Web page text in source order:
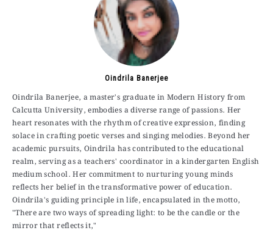
Oindrila Banerjee
Oindrila Banerjee, a master's graduate in Modern History from
Calcutta University, embodies a diverse range of passions. Her
heart resonates with the rhythm of creative expression, finding
solace in crafting poetic verses and singing melodies. Beyond her
academic pursuits, Oindrila has contributed to the educational
realm, serving as a teachers' coordinator in a kindergarten English
medium school. Her commitment to nurturing young minds
reflects her belief in the transformative power of education.
Oindrila's guiding principle in life, encapsulated in the motto,
"There are two ways of spreading light: to be the candle or the
mirror that reflects it,"